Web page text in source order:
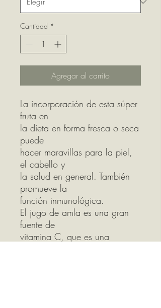
Cantidad *
Agregar al carrito
La incorporación de esta súper
fruta en
la dieta en forma fresca o seca
puede
hacer maravillas para la piel,
el cabello y
la salud en general. También
promueve la
función inmunológica.
El jugo de amla es una gran
fuente de
vitamina C, que es una